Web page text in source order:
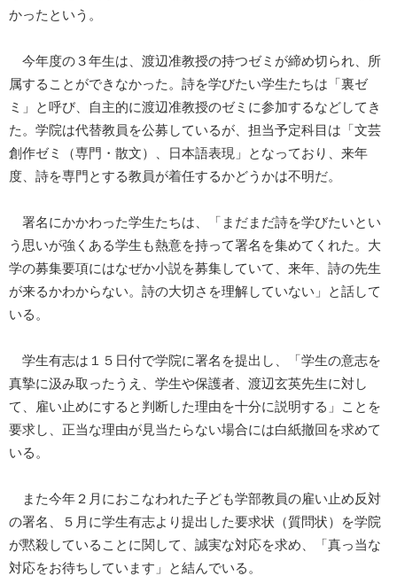
かったという。
今年度の３年生は、渡辺准教授の持つゼミが締め切られ、所
属することができなかった。詩を学びたい学生たちは「裏ゼ
ミ」と呼び、自主的に渡辺准教授のゼミに参加するなどしてき
た。学院は代替教員を公募しているが、担当予定科目は「文芸
創作ゼミ（専門・散文）、日本語表現」となっており、来年
度、詩を専門とする教員が着任するかどうかは不明だ。
署名にかかわった学生たちは、「まだまだ詩を学びたいとい
う思いが強くある学生も熱意を持って署名を集めてくれた。大
学の募集要項にはなぜか小説を募集していて、来年、詩の先生
が来るかわからない。詩の大切さを理解していない」と話して
いる。
学生有志は１５日付で学院に署名を提出し、「学生の意志を
真摯に汲み取ったうえ、学生や保護者、渡辺玄英先生に対し
て、雇い止めにすると判断した理由を十分に説明する」ことを
要求し、正当な理由が見当たらない場合には白紙撤回を求めて
いる。
また今年２月におこなわれた子ども学部教員の雇い止め反対
の署名、５月に学生有志より提出した要求状（質問状）を学院
が黙殺していることに関して、誠実な対応を求め、「真っ当な
対応をお待ちしています」と結んでいる。